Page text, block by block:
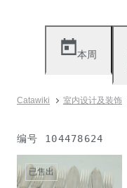
本周
Catawiki 室内设计及装饰
编号 104478624
已售出